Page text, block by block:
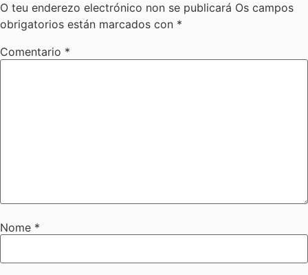
O teu enderezo electrónico non se publicará Os campos
obrigatorios están marcados con *
Comentario *
Nome *